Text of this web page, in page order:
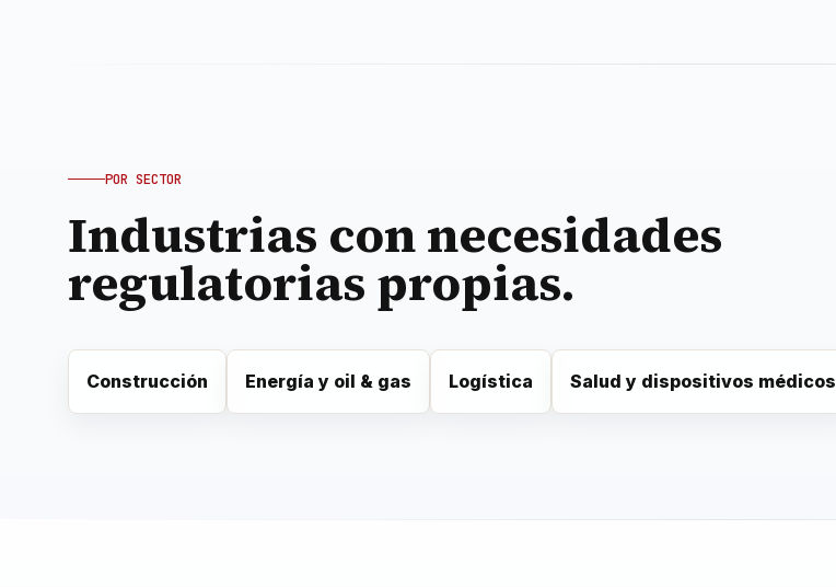
POR SECTOR
Industrias con necesidades
regulatorias propias.
Construcción Energía y oil & gas Logística Salud y dispositivos médicos